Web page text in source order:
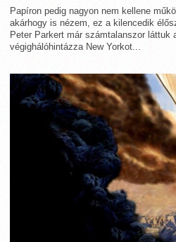
Papíron pedig nagyon nem kellene
akárhogy is nézem, ez a kilencedik
Peter Parkert már számtalanszor láttuk
végighálóhintázza New Yorkot...